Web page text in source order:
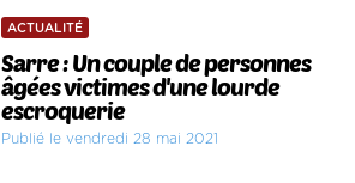
ACTUALITÉ
Sarre : Un couple de personnes
âgées victimes d'une lourde
escroquerie
Publié le vendredi 28 mai 2021